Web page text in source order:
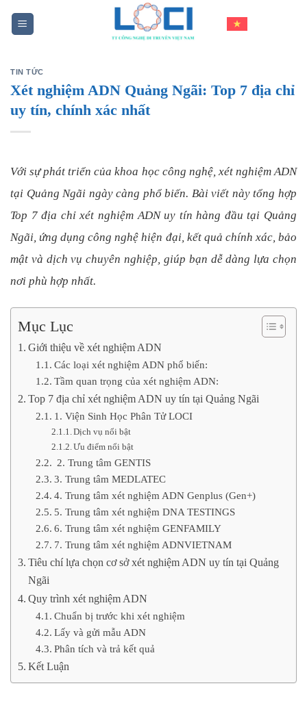
TIN TỨC
Xét nghiệm ADN Quảng Ngãi: Top 7 địa chỉ
uy tín, chính xác nhất
Với sự phát triển của khoa học công nghệ, xét nghiệm ADN
tại Quảng Ngãi ngày càng phổ biến. Bài viết này tổng hợp
Top 7 địa chỉ xét nghiệm ADN uy tín hàng đầu tại Quảng
Ngãi, ứng dụng công nghệ hiện đại, kết quả chính xác, bảo
mật và dịch vụ chuyên nghiệp, giúp bạn dễ dàng lựa chọn
nơi phù hợp nhất.
Mục Lục
Giới thiệu về xét nghiệm ADN
Các loại xét nghiệm ADN phổ biến:
Tầm quan trọng của xét nghiệm ADN:
Top 7 địa chỉ xét nghiệm ADN uy tín tại Quảng Ngãi
1. Viện Sinh Học Phân Tử LOCI
Dịch vụ nổi bật
Ưu điểm nổi bật
2. Trung tâm GENTIS
3. Trung tâm MEDLATEC
4. Trung tâm xét nghiệm ADN Genplus (Gen+)
5. Trung tâm xét nghiệm DNA TESTINGS
6. Trung tâm xét nghiệm GENFAMILY
7. Trung tâm xét nghiệm ADNVIETNAM
Tiêu chí lựa chọn cơ sở xét nghiệm ADN uy tín tại Quảng
Ngãi
Quy trình xét nghiệm ADN
Chuẩn bị trước khi xét nghiệm
Lấy và gửi mẫu ADN
Phân tích và trả kết quả
Kết Luận